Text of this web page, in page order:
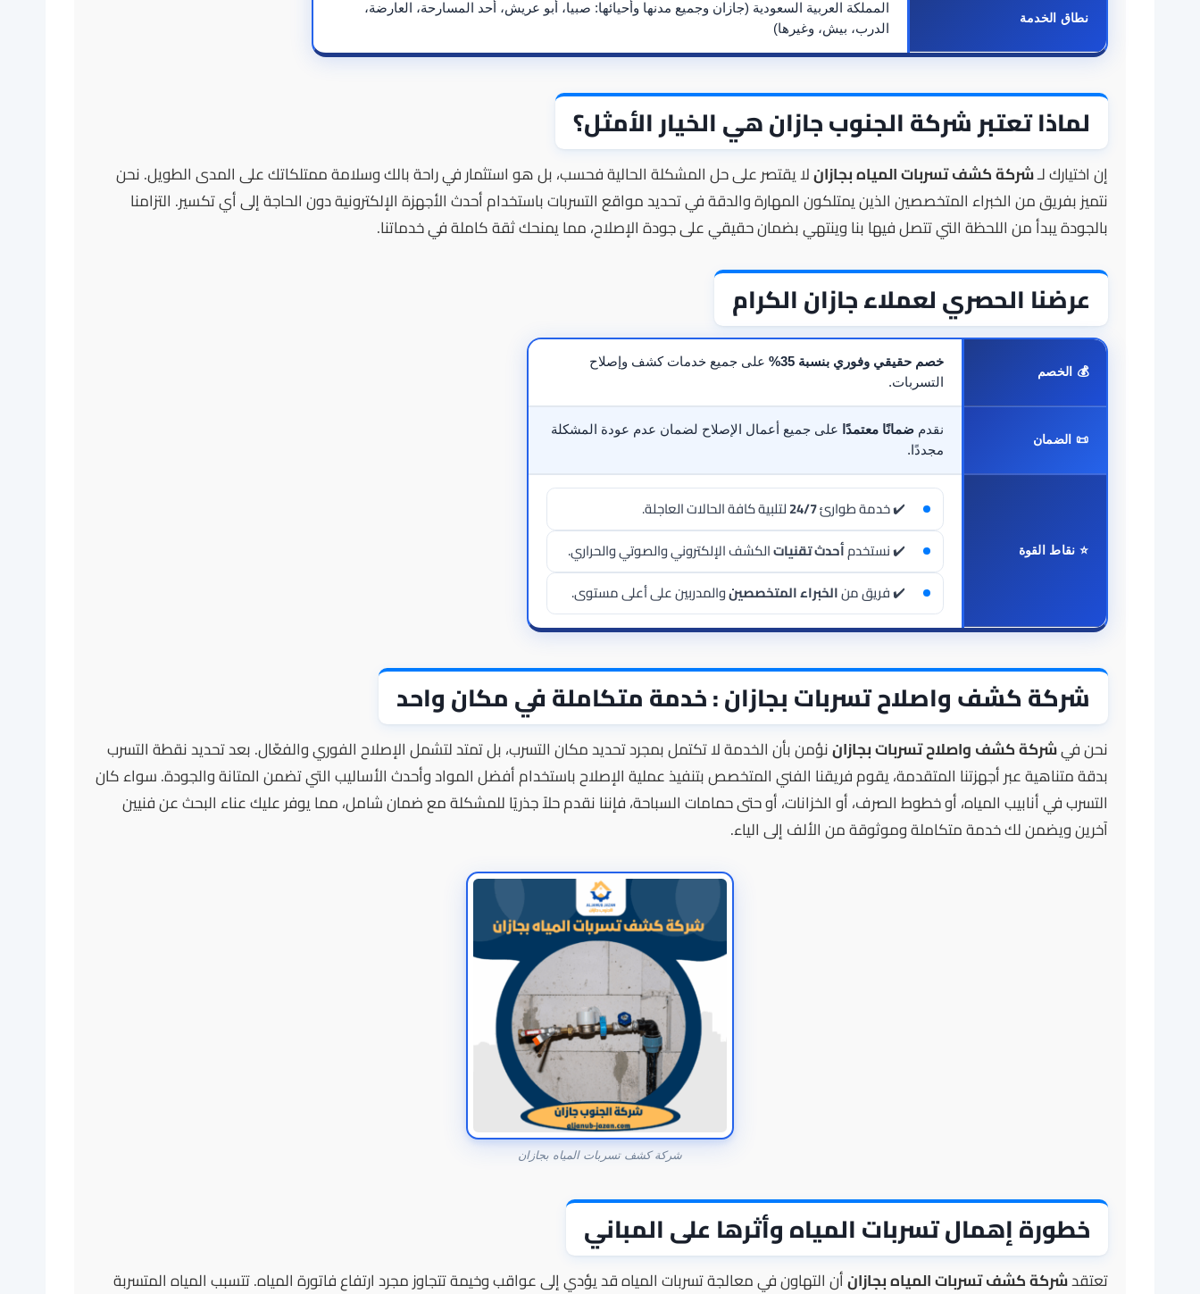
نطاق الخدمة
المملكة العربية السعودية (جازان وجميع مدنها وأحيائها: صبيا، أبو عريش، أحد المسارحة، العارضة،
الدرب، بيش، وغيرها)
لماذا تعتبر شركة الجنوب جازان هي الخيار الأمثل؟
إن اختيارك لـشركة كشف تسربات المياه بجازانلا يقتصر على حل المشكلة الحالية فحسب، بل هو استثمار في راحة بالك وسلامة ممتلكاتك على المدى الطويل. نحن
نتميز بفريق من الخبراء المتخصصين الذين يمتلكون المهارة والدقة في تحديد مواقع التسربات باستخدام أحدث الأجهزة الإلكترونية دون الحاجة إلى أي تكسير. التزامنا
بالجودة يبدأ من اللحظة التي تتصل فيها بنا وينتهي بضمان حقيقي على جودة الإصلاح، مما يمنحك ثقة كاملة في خدماتنا.
عرضنا الحصري لعملاء جازان الكرام
💰 الخصم
خصم حقيقي وفوري بنسبة 35%
على جميع خدمات كشف وإصلاح
التسربات.
📜 الضمان
نقدم ضمانًا معتمدًا على جميع أعمال الإصلاح لضمان عدم عودة المشكلة
مجددًا.
⭐ نقاط القوة
✔️ خدمة طوارئ24/7لتلبية كافة الحالات العاجلة.
✔️ نستخدمأحدث تقنياتالكشف الإلكتروني والصوتي والحراري.
✔️ فريق منالخبراء المتخصصينوالمدربين على أعلى مستوى.
شركة كشف واصلاح تسربات بجازان : خدمة متكاملة في مكان واحد
نحن فيشركة كشف واصلاح تسربات بجازاننؤمن بأن الخدمة لا تكتمل بمجرد تحديد مكان التسرب، بل تمتد لتشمل الإصلاح الفوري والفعّال. بعد تحديد نقطة التسرب
بدقة متناهية عبر أجهزتنا المتقدمة، يقوم فريقنا الفني المتخصص بتنفيذ عملية الإصلاح باستخدام أفضل المواد وأحدث الأساليب التي تضمن المتانة والجودة. سواء كان
التسرب في أنابيب المياه، أو خطوط الصرف، أو الخزانات، أو حتى حمامات السباحة، فإننا نقدم حلاً جذريًا للمشكلة مع ضمان شامل، مما يوفر عليك عناء البحث عن فنيين
آخرين ويضمن لك خدمة متكاملة وموثوقة من الألف إلى الياء.
شركة كشف تسربات المياه بجازان
خطورة إهمال تسربات المياه وأثرها على المباني
تعتقدشركة كشف تسربات المياه بجازانأن التهاون في معالجة تسربات المياه قد يؤدي إلى عواقب وخيمة تتجاوز مجرد ارتفاع فاتورة المياه. تتسبب المياه المتسربة